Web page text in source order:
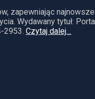
zapewniając
Wydawany tytuł:
2953. Czytaj dalej…